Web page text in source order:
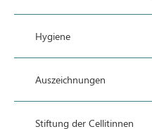
Hygiene
Auszeichnungen
Stiftung der Cellitinnen